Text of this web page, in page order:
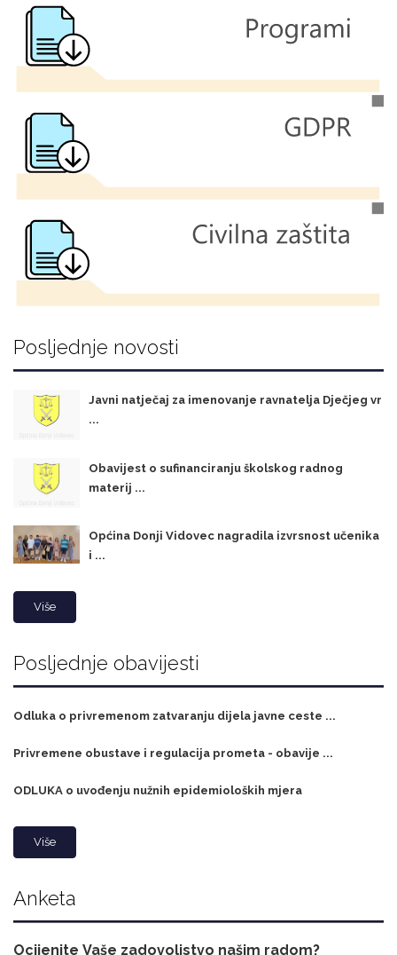
Posljednje novosti
Javni natječaj za imenovanje ravnatelja Dječjeg vr
...
Obavijest o sufinanciranju školskog radnog
materij ...
Općina Donji Vidovec nagradila izvrsnost učenika
i ...
Više
Posljednje obavijesti
Odluka o privremenom zatvaranju dijela javne ceste ...
Privremene obustave i regulacija prometa - obavije ...
ODLUKA o uvođenju nužnih epidemioloških mjera
Više
Anketa
Ocijenite Vaše zadovoljstvo našim radom?